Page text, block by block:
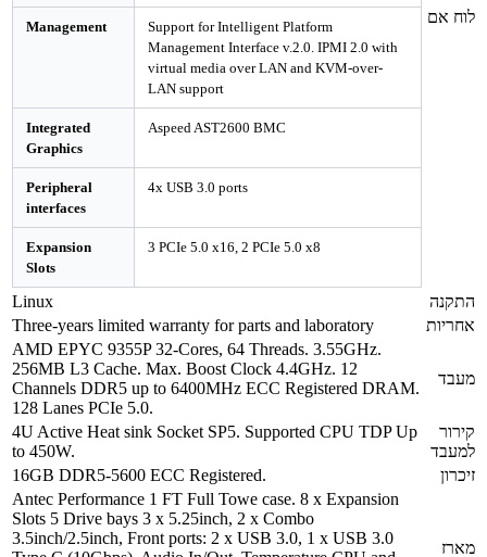
Management
Support for Intelligent Platform
Management Interface v.2.0. IPMI 2.0 with
virtual media over LAN and KVM-over-
LAN support
Integrated
Aspeed AST2600 BMC
Peripheral
4x USB 3.0 ports
Expansion
3 PCIe 5.0 x16, 2 PCIe 5.0 x8
Three-years limited warranty for parts and laboratory
AMD EPYC 9355P 32-Cores, 64 Threads. 3.55GHz.
256MB L3 Cache. Max. Boost Clock 4.4GHz. 12
Channels DDR5 up to 6400MHz ECC Registered DRAM.
128 Lanes PCIe 5.0.
4U Active Heat sink Socket SP5. Supported CPU TDP Up
16GB DDR5-5600 ECC Registered.
Antec Performance 1 FT Full Towe case. 8 x Expansion
Slots 5 Drive bays 3 x 5.25inch, 2 x Combo
3.5inch/2.5inch, Front ports: 2 x USB 3.0, 1 x USB 3.0